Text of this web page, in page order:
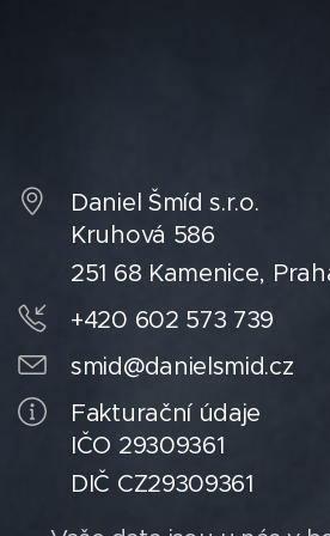
Daniel Šmíd s.r.o.
Kruhová 586
251 68 Kamenice,
+420 602 573 739
smid@danielsmid.cz
Fakturační údaje
IČO 29309361
DIČ CZ29309361